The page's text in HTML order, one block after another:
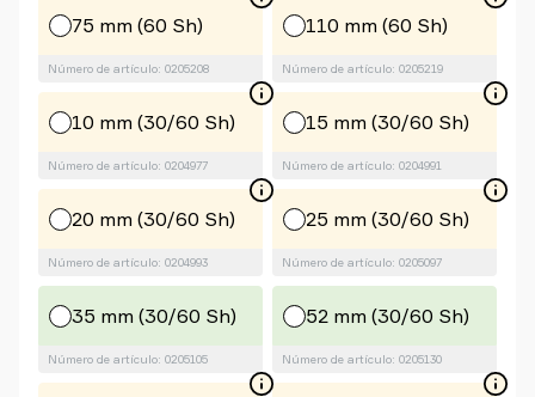
75 mm (60 Sh)
Número de artículo: 0205208
110 mm (60 Sh)
Número de artículo: 0205219
10 mm (30/60 Sh)
Número de artículo: 0204977
15 mm (30/60 Sh)
Número de artículo: 0204991
20 mm (30/60 Sh)
Número de artículo: 0204993
25 mm (30/60 Sh)
Número de artículo: 0205097
35 mm (30/60 Sh)
Número de artículo: 0205105
52 mm (30/60 Sh)
Número de artículo: 0205130